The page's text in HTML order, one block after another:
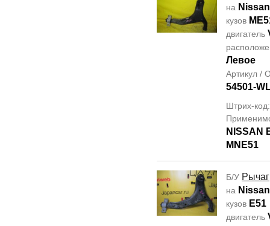
на
кузов
двигатель
Левое
Артикул /
54501-
Штрих-
NISSAN
MNE51
Б/У Рычаг
на
кузов E51
двигатель